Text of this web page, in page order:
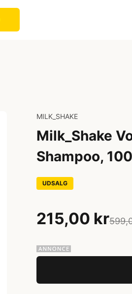
MILK_SHAKE
Milk_Shake
Shampoo,
UDSALG
215,00 kr